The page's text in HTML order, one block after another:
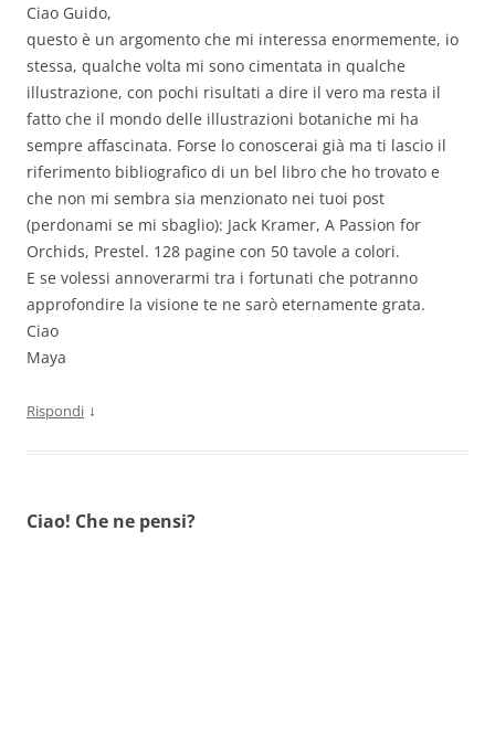
Ciao Guido,
questo è un argomento che mi interessa enormemente, io
stessa, qualche volta mi sono cimentata in qualche
illustrazione, con pochi risultati a dire il vero ma resta il
fatto che il mondo delle illustrazioni botaniche mi ha
sempre affascinata. Forse lo conoscerai già ma ti lascio il
riferimento bibliografico di un bel libro che ho trovato e
che non mi sembra sia menzionato nei tuoi post
(perdonami se mi sbaglio): Jack Kramer, A Passion for
Orchids, Prestel. 128 pagine con 50 tavole a colori.
E se volessi annoverarmi tra i fortunati che potranno
approfondire la visione te ne sarò eternamente grata.
Ciao
Maya
Rispondi ↓
Ciao! Che ne pensi?